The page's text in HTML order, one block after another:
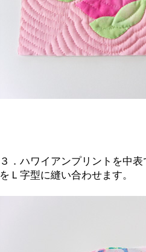
３．ハワイアンプリントを中
をＬ字型に縫い合わせます。